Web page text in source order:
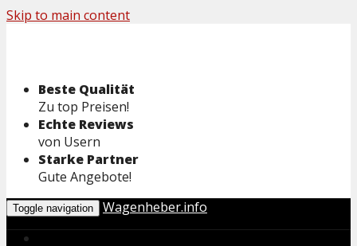
Skip to main content
Beste Qualität
Zu top Preisen!
Echte Reviews
von Usern
Starke Partner
Gute Angebote!
Toggle navigation Wagenheber.info